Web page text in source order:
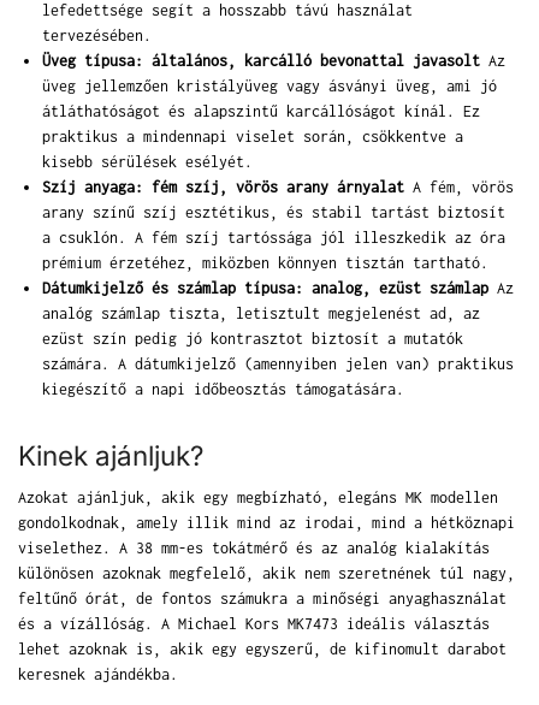
lefedettsége segít a hosszabb távú használat
tervezésében.
Üveg típusa: általános, karcálló bevonattal javasolt Az
üveg jellemzően kristályüveg vagy ásványi üveg, ami jó
átláthatóságot és alapszintű karcállóságot kínál. Ez
praktikus a mindennapi viselet során, csökkentve a
kisebb sérülések esélyét.
Szíj anyaga: fém szíj, vörös arany árnyalat A fém, vörös
arany színű szíj esztétikus, és stabil tartást biztosít
a csuklón. A fém szíj tartóssága jól illeszkedik az óra
prémium érzetéhez, miközben könnyen tisztán tartható.
Dátumkijelző és számlap típusa: analog, ezüst számlap Az
analóg számlap tiszta, letisztult megjelenést ad, az
ezüst szín pedig jó kontrasztot biztosít a mutatók
számára. A dátumkijelző (amennyiben jelen van) praktikus
kiegészítő a napi időbeosztás támogatására.
Kinek ajánljuk?
Azokat ajánljuk, akik egy megbízható, elegáns MK modellen
gondolkodnak, amely illik mind az irodai, mind a hétköznapi
viselethez. A 38 mm-es tokátmérő és az analóg kialakítás
különösen azoknak megfelelő, akik nem szeretnének túl nagy,
feltűnő órát, de fontos számukra a minőségi anyaghasználat
és a vízállóság. A Michael Kors MK7473 ideális választás
lehet azoknak is, akik egy egyszerű, de kifinomult darabot
keresnek ajándékba.